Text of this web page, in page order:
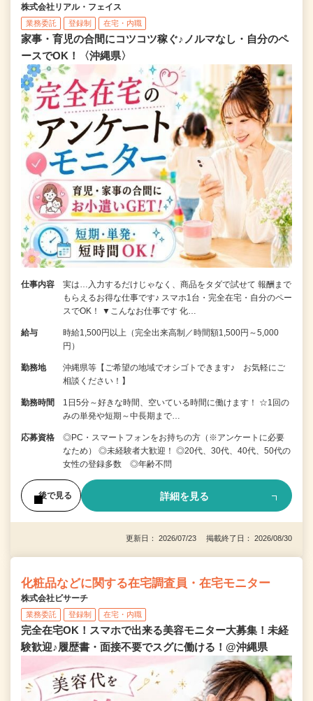
株式会社リアル・フェイス
業務委託 登録制 在宅・内職
家事・育児の合間にコツコツ稼ぐ♪ノルマなし・自分のペ
ースでOK！〈沖縄県〉
仕事内容
実は…入力するだけじゃなく、商品をタダで試せて 報酬まで
もらえるお得な仕事です♪ スマホ1台・完全在宅・自分のペー
スでOK！ ▼こんなお仕事です 化…
給与
時給1,500円以上（完全出来高制／時間額1,500円～5,000
円）
勤務地
沖縄県等【ご希望の地域でオシゴトできます♪ お気軽にご
相談ください！】
勤務時間
1日5分～好きな時間、空いている時間に働けます！ ☆1回の
みの単発や短期～中長期まで…
応募資格
◎PC・スマートフォンをお持ちの方（※アンケートに必要
なため） ◎未経験者大歓迎！ ◎20代、30代、40代、50代の
女性の登録多数 ◎年齢不問
後で見る 詳細を見る
更新日： 2026/07/23 掲載終了日： 2026/08/30
化粧品などに関する在宅調査員・在宅モニター
株式会社ビサーチ
業務委託 登録制 在宅・内職
完全在宅OK！スマホで出来る美容モニター大募集！未経
験歓迎♪履歴書・面接不要でスグに働ける！@沖縄県